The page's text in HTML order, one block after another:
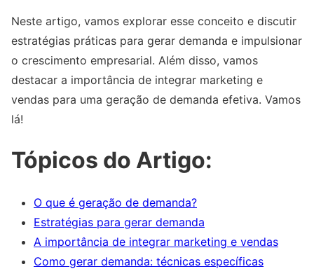
Neste artigo, vamos explorar esse conceito e discutir
estratégias práticas para gerar demanda e impulsionar
o crescimento empresarial. Além disso, vamos
destacar a importância de integrar marketing e
vendas para uma geração de demanda efetiva. Vamos
lá!
Tópicos do Artigo:
O que é geração de demanda?
Estratégias para gerar demanda
A importância de integrar marketing e vendas
Como gerar demanda: técnicas específicas